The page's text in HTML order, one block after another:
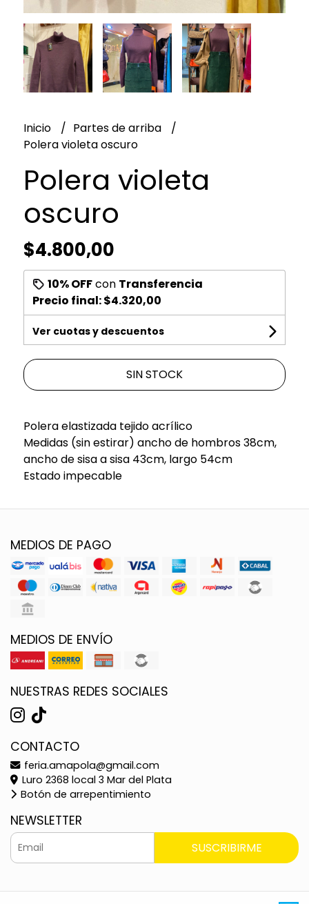
Inicio
Partes de arriba
Polera violeta oscuro
Polera violeta
oscuro
$4.800,00
10% OFFcon Transferencia
Precio final:$4.320,00
Ver cuotas y descuentos
SIN STOCK
Polera elastizada tejido acrílico
Medidas (sin estirar) ancho de hombros 38cm,
ancho de sisa a sisa 43cm, largo 54cm
Estado impecable
MEDIOS DE PAGO
MEDIOS DE ENVÍO
NUESTRAS REDES SOCIALES
CONTACTO
feria.amapola@gmail.com
Luro 2368 local 3 Mar del Plata
Botón de arrepentimiento
NEWSLETTER
SUSCRIBIRME